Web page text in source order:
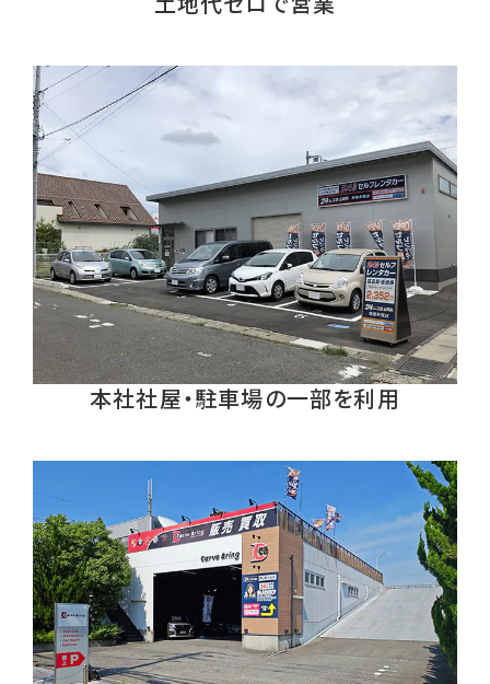
本社社屋・駐車場の一部を利用